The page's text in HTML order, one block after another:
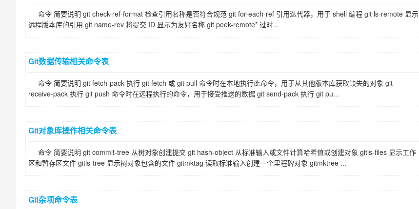
命令 简要说明 git check-ref-format 检查引用名称是否符合规范 git for-each-ref 引用迭代器，用于 shell 编程 git ls-remote 显示
远程版本库的引用 git name-rev 将提交 ID 显示为友好名称 git peek-remote* 过时...
Git数据传输相关命令表
命令 简要说明 git fetch-pack 执行 git fetch 或 git pull 命令时在本地执行此命令，用于从其他版本库获取缺失的对象 git
receive-pack 执行 git push 命令时在远程执行的命令，用于接受推送的数据 git send-pack 执行 git pu...
Git对象库操作相关命令表
命令 简要说明 git commit-tree 从树对象创建提交 git hash-object 从标准输入或文件计算哈希值或创建对象 gitls-files 显示工作
区和暂存区文件 gitls-tree 显示树对象包含的文件 gitmktag 读取标准输入创建一个里程碑对象 gitmktree ...
Git杂项命令表